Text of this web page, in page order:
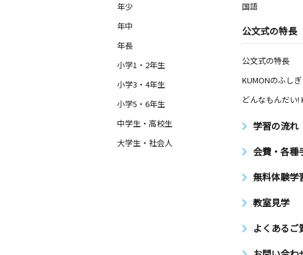
年少
年中
年長
小学1・2年生
小学3・4年生
小学5・6年生
中学生・高校生
大学生・社会人
国語
公文式の特長
公文式の特長
KUMONのふしぎ
どんなもんだい!
学習の流れ
会費・各種
無料体験学
教室見学
よくあるご